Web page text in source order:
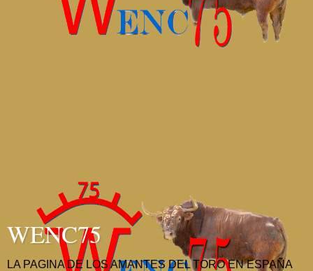
WENC75
LA PAGINA DE LOS AMANTES DEL TORO EN ESPAÑA